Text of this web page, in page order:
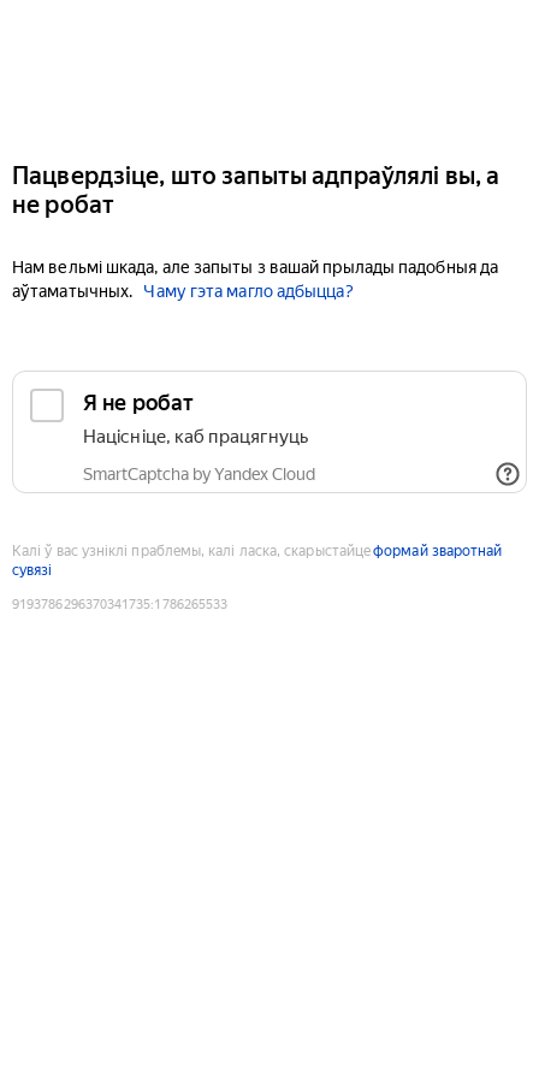
Пацвердзіце, што запыты адпраўлялі вы, а
не робат
Нам вельмі шкада, але запыты з вашай прылады падобныя да
аўтаматычных.
Чаму гэта магло адбыцца?
Я не робат
Націсніце, каб працягнуць
SmartCaptcha by Yandex Cloud
Калі ў вас узніклі праблемы, калі ласка, скарыстайцеформай зваротнай
сувязі
9193786296370341735:1786265533